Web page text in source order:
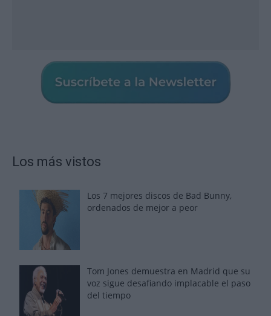
Los más vistos
Los 7 mejores discos de Bad Bunny,
ordenados de mejor a peor
Tom Jones demuestra en Madrid que su
voz sigue desafiando implacable el paso
del tiempo